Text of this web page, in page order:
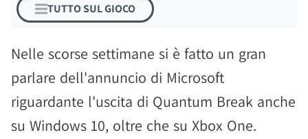
TUTTO SUL GIOCO
Nelle scorse settimane si è fatto un gran
parlare dell'annuncio di Microsoft
riguardante l'uscita di Quantum Break anche
su Windows 10, oltre che su Xbox One.